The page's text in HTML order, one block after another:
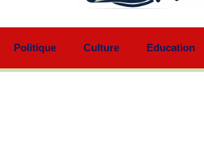
Politique Culture Education